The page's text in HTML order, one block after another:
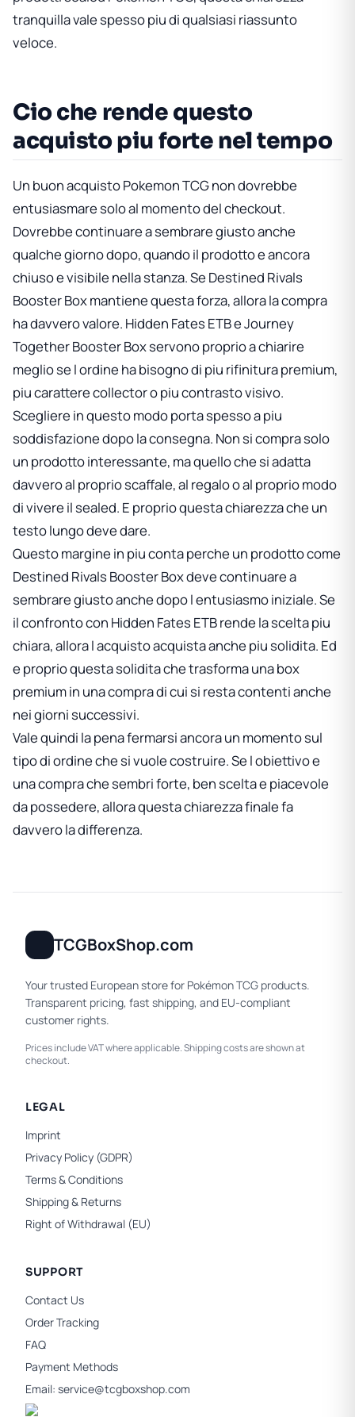
tranquilla vale spesso piu di qualsiasi riassunto
veloce.
Cio che rende questo
acquisto piu forte nel tempo
Un buon acquisto Pokemon TCG non dovrebbe
entusiasmare solo al momento del checkout.
Dovrebbe continuare a sembrare giusto anche
qualche giorno dopo, quando il prodotto e ancora
chiuso e visibile nella stanza. Se Destined Rivals
Booster Boxmantiene questa forza, allora la compra
ha davvero valore. Hidden Fates ETBeJourney
Together Booster Boxservono proprio a chiarire
meglio se l ordine ha bisogno di piu rifinitura premium,
piu carattere collector o piu contrasto visivo.
Scegliere in questo modo porta spesso a piu
soddisfazione dopo la consegna. Non si compra solo
un prodotto interessante, ma quello che si adatta
davvero al proprio scaffale, al regalo o al proprio modo
di vivere il sealed. E proprio questa chiarezza che un
testo lungo deve dare.
Questo margine in piu conta perche un prodotto come
Destined Rivals Booster Boxdeve continuare a
sembrare giusto anche dopo l entusiasmo iniziale. Se
il confronto con Hidden Fates ETBrende la scelta piu
chiara, allora l acquisto acquista anche piu solidita. Ed
e proprio questa solidita che trasforma una box
premium in una compra di cui si resta contenti anche
nei giorni successivi.
Vale quindi la pena fermarsi ancora un momento sul
tipo di ordine che si vuole costruire. Se l obiettivo e
una compra che sembri forte, ben scelta e piacevole
da possedere, allora questa chiarezza finale fa
davvero la differenza.
TCGBoxShop.com
Your trusted European store for Pokémon TCG products.
Transparent pricing, fast shipping, and EU-compliant
customer rights.
Prices include VAT where applicable. Shipping costs are shown at
checkout.
LEGAL
Imprint
Privacy Policy (GDPR)
Terms & Conditions
Shipping & Returns
Right of Withdrawal (EU)
SUPPORT
Contact Us
Order Tracking
FAQ
Payment Methods
Email: service@tcgboxshop.com